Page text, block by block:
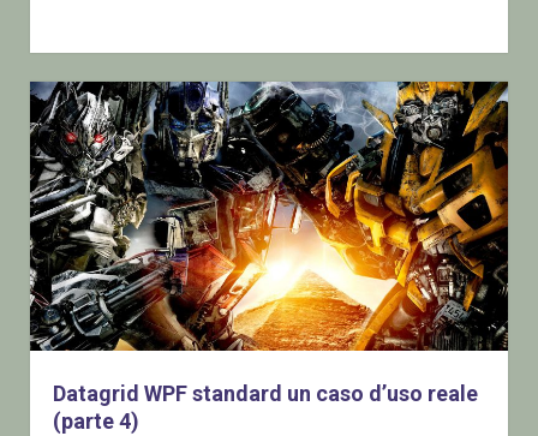
Datagrid WPF standard un caso d’uso reale
(parte 4)